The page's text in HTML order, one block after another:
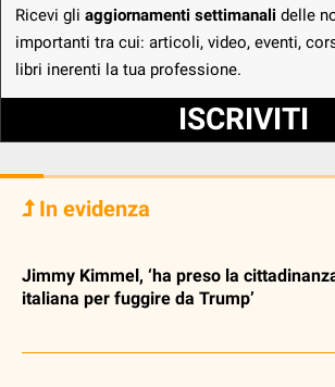
Ricevi gli aggiornamenti settimanali delle
importanti tra cui: articoli, video, eventi,
libri inerenti la tua professione.
ISCRIVITI
In evidenza
Jimmy Kimmel, ‘ha preso la
italiana per fuggire da Trump’